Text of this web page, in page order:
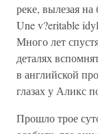
реке, вылезая на
Une v?eritable
Много лет
деталях
в английской
глазах у Аликс
Прошло трое